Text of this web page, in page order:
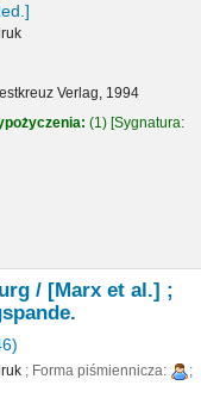
Verlag, 1994
(1) Sygnatura:
/ [Marx et al.] ;
; Forma piśmiennicza:
;